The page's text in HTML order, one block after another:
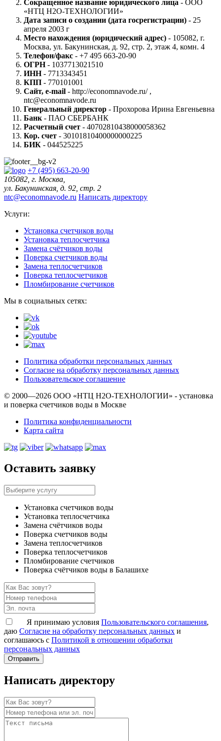
Сокращенное название юридического лица - ООО
«НТЦ Н2О-ТЕХНОЛОГИИ»
Дата записи о создании (дата госрегистрации) - 25
апреля 2003 г
Место нахождения (юридический адрес) - 105082, г.
Москва, ул. Бакунинская, д. 92, стр. 2, этаж 4, комн. 4
Телефон/факс - +7 495 663-20-90
ОГРН- 1037713021510
ИНН- 7713343451
КПП - 770101001
Сайт, е-mail - http://economnavode.ru/ ,
ntc@economnavode.ru
Генеральный директор - Прохорова Ирина Евгеньевна
Банк - ПАО СБЕРБАНК
Расчетный счет - 40702810438000058362
Кор. счет - 30101810400000000225
БИК - 044525225
+7 (495) 663-20-90
105082, г. Москва,
ул. Бакунинская, д. 92, стр. 2
ntc@economnavode.ru Написать директору
Услуги:
Установка счетчиков воды
Установка теплосчетчика
Замена счётчиков воды
Поверка счетчиков воды
Замена теплосчетчиков
Поверка теплосчетчиков
Пломбирование счетчиков
Мы в социальных сетях:
Политика обработки персональных данных
Согласие на обработку персональных данных
Пользовательское соглашение
© 2000—2026 ООО «НТЦ Н2О-ТЕХНОЛОГИИ» - установка
и поверка счетчиков воды в Москве
Политика конфиденциальности
Карта сайта
Оставить заявку
Установка счетчиков воды
Установка теплосчетчика
Замена счётчиков воды
Поверка счетчиков воды
Замена теплосчетчиков
Поверка теплосчетчиков
Пломбирование счетчиков
Поверка счётчиков воды в Балашихе
Я принимаю условияПользовательского соглашения,
даю Согласие на обработку персональных данных и
соглашаюсь с Политикой в отношении обработки
персональных данных
Написать директору